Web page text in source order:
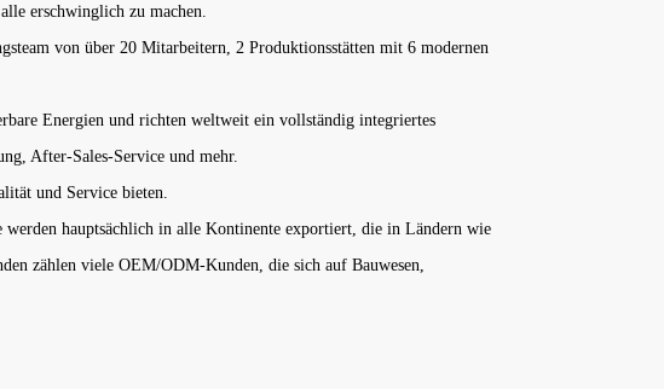
erschwinglich zu machen.
von über 20 Mitarbeitern, 2 Produktionsstätten mit 6 modernen
Energien und richten weltweit ein vollständig integriertes
After-Sales-Service und mehr.
und Service bieten.
hauptsächlich in alle Kontinente exportiert, die in Ländern wie
zählen viele OEM/ODM-Kunden, die sich auf Bauwesen,